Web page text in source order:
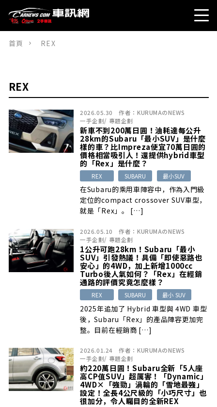
首頁 REX
REX
2026.05.30 作者： KURUMAのNEWS
一手企劃/ 專題企劃
新車不到200萬日圓！油耗達每公升
28km的Subaru「最小SUV」是什麼
樣的車？比Impreza便宜70萬日圓的
價格相當吸引人！還提供hybrid車型
的「Rex」是什麼？
REX SUBARU 最小SUV
在Subaru的乘用車陣容中，作為入門級
定位的compact crossover SUV車型，
就是「Rex」。 […]
2026.05.10 作者： KURUMAのNEWS
一手企劃/ 專題企劃
1公升可跑28km！Subaru「最小
SUV」引發熱議！具備「即使惡路也
安心」的4WD，加上新增1000cc
Turbo後人氣如何？「Rex」在經銷
通路的評價究竟怎麼樣？
REX SUBARU 最小 SUV
2025年追加了 Hybrid 車型與 4WD 車型
後，Subaru「Rex」的產品陣容更加完
整。目前在經銷商 […]
2026.01.24 作者： KURUMAのNEWS
一手企劃/ 專題企劃
約220萬日圓！Subaru全新「5人座
高CP值SUV」超厲害！「Dynamic」
4WD×「強勁」渦輪的「雪地最強」
設定！全長4公尺級的「小巧尺寸」也
很加分，令人矚目的全新REX